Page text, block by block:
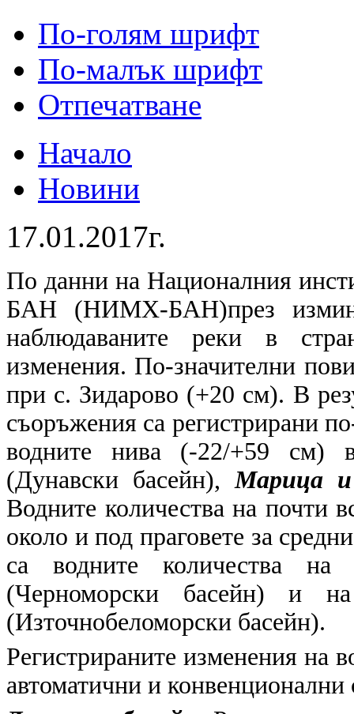
По-голям шрифт
По-малък шрифт
Отпечатване
Начало
Новини
17.01.2017г.
По данни на Националния
БАН (НИМХ-БАН)през
наблюдаваните реки в
изменения. По-значителни
при с. Зидарово (+20 см). В
съоръжения са регистрирани
водните нива (-22/+59 см)
(Дунавски басейн), Марица
Водните количества на почти
около и под праговете за
са водните количества
(Черноморски басейн) и
(Източнобеломорски басейн).
Регистрираните изменения на
автоматични и